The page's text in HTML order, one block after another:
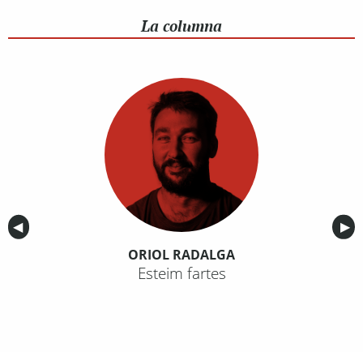
La columna
Anterior
◀︎ ▶︎
ORIOL RADALGA
Esteim fartes